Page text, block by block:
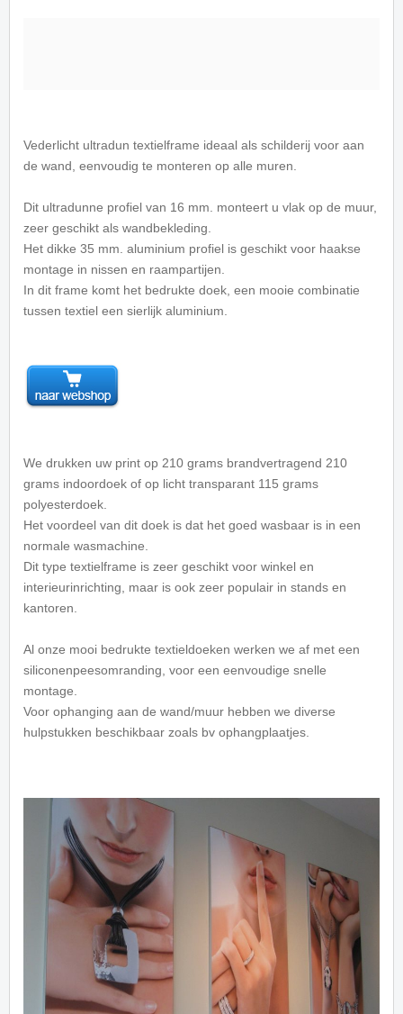
Vederlicht ultradun textielframe ideaal als schilderij voor aan
de wand, eenvoudig te monteren op alle muren.
Dit ultradunne profiel van 16 mm. monteert u vlak op de muur,
zeer geschikt als wandbekleding.
Het dikke 35 mm. aluminium profiel is geschikt voor haakse
montage in nissen en raampartijen.
In dit frame komt het bedrukte doek, een mooie combinatie
tussen textiel een sierlijk aluminium.
We drukken uw print op 210 grams brandvertragend 210
grams indoordoek of op licht transparant 115 grams
polyesterdoek.
Het voordeel van dit doek is dat het goed wasbaar is in een
normale wasmachine.
Dit type textielframe is zeer geschikt voor winkel en
interieurinrichting, maar is ook zeer populair in stands en
kantoren.
Al onze mooi bedrukte textieldoeken werken we af met een
siliconenpeesomranding, voor een eenvoudige snelle
montage.
Voor ophanging aan de wand/muur hebben we diverse
hulpstukken beschikbaar zoals bv ophangplaatjes.